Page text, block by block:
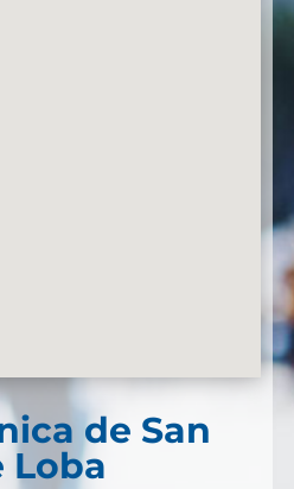
de San
Loba